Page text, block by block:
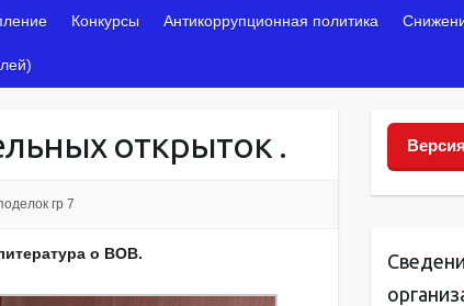
Конкурсы Антикоррупционная политика
открыток .
гр 7
о ВОВ.